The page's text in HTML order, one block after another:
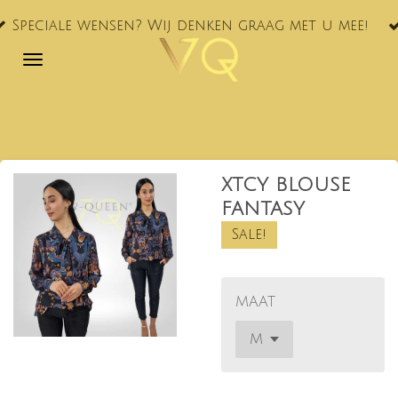
Ga
naar
Wij denken graag met u mee!
XTCY BLOUSE
FANTASY
Sale!
MAAT